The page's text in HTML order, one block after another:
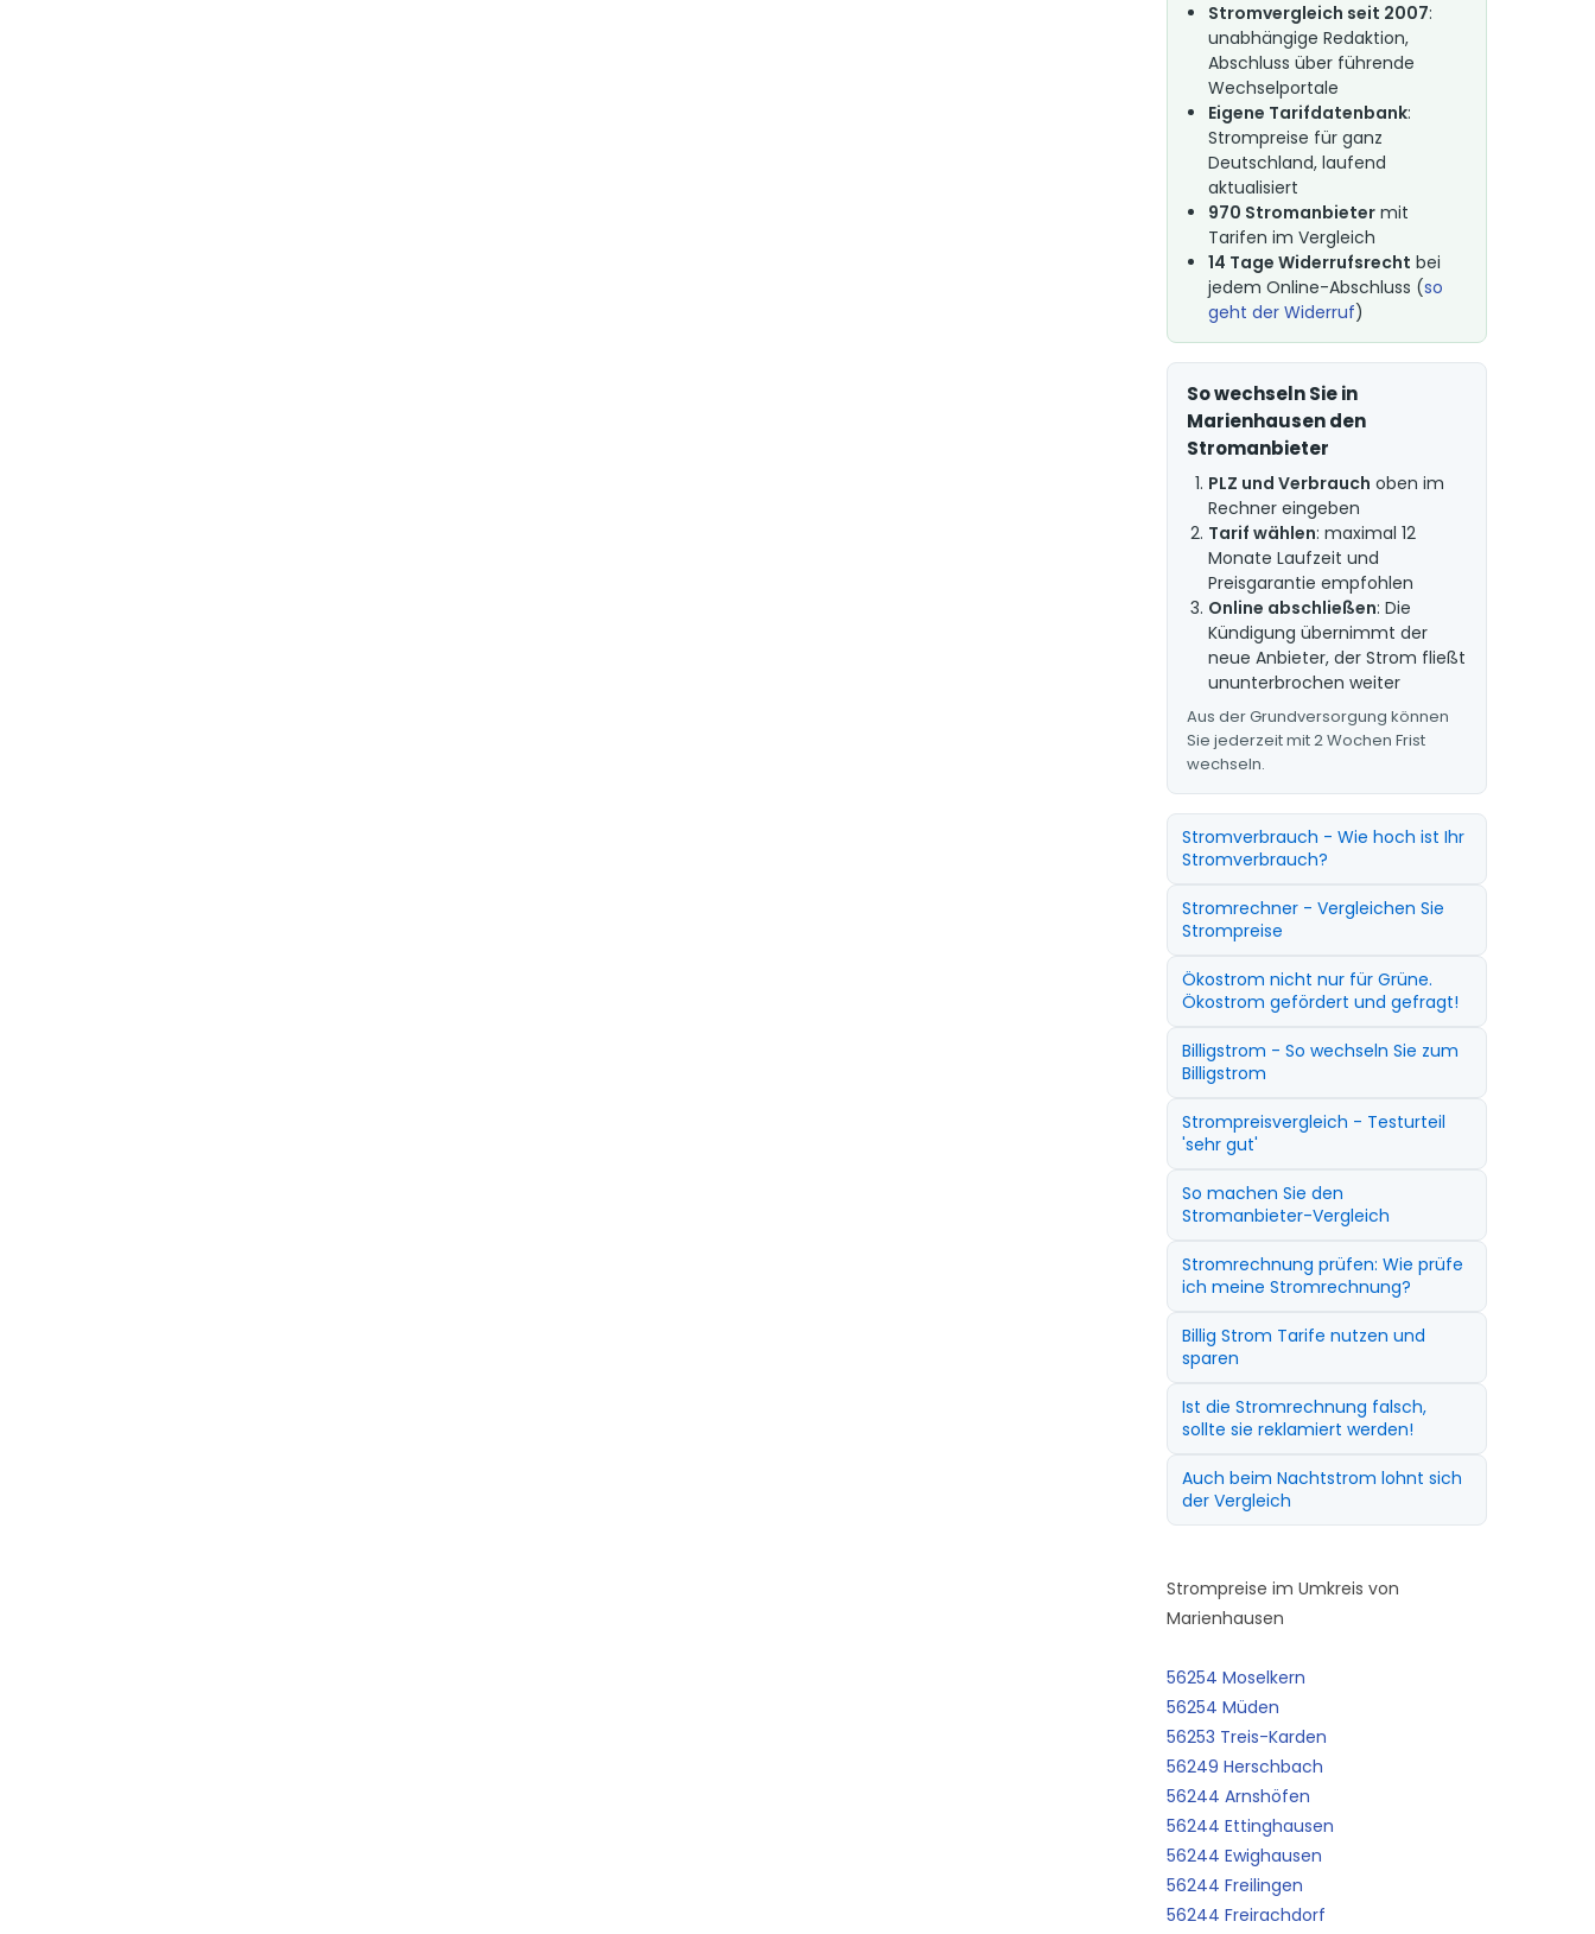
Stromvergleich seit 2007:
unabhängige Redaktion,
Abschluss über führende
Wechselportale
Eigene Tarifdatenbank:
Strompreise für ganz
Deutschland, laufend
aktualisiert
970 Stromanbietermit
Tarifen im Vergleich
14 Tage Widerrufsrecht bei
jedem Online-Abschluss (so
geht der Widerruf)
So wechseln Sie in
Marienhausen den
Stromanbieter
PLZ und Verbrauch oben im
Rechner eingeben
Tarif wählen: maximal 12
Monate Laufzeit und
Preisgarantie empfohlen
Online abschließen: Die
Kündigung übernimmt der
neue Anbieter, der Strom fließt
ununterbrochen weiter
Aus der Grundversorgung können
Sie jederzeit mit 2 Wochen Frist
wechseln.
Stromverbrauch - Wie hoch ist Ihr
Stromverbrauch?
Stromrechner - Vergleichen Sie
Strompreise
Ökostrom nicht nur für Grüne.
Ökostrom gefördert und gefragt!
Billigstrom - So wechseln Sie zum
Billigstrom
Strompreisvergleich - Testurteil
'sehr gut'
So machen Sie den
Stromanbieter-Vergleich
Stromrechnung prüfen: Wie prüfe
ich meine Stromrechnung?
Billig Strom Tarife nutzen und
sparen
Ist die Stromrechnung falsch,
sollte sie reklamiert werden!
Auch beim Nachtstrom lohnt sich
der Vergleich
Strompreise im Umkreis von
Marienhausen
56254 Moselkern
56254 Müden
56253 Treis-Karden
56249 Herschbach
56244 Arnshöfen
56244 Ettinghausen
56244 Ewighausen
56244 Freilingen
56244 Freirachdorf